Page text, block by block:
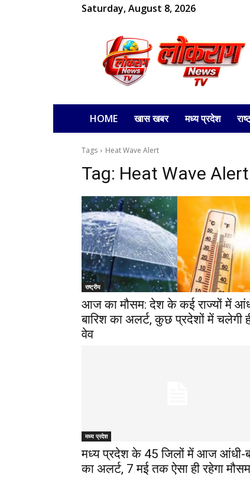
Saturday, August 8, 2026
लोकराग
HOME खास खबर मध्य प्रदेश
Tags Heat Wave Alert
Tag: Heat Wave Alert
राष्ट्रीय
आज का मौसम: देश के कई राज्यों में
बारिश का अलर्ट, कुछ प्रदेशों में चलेगी
वेव
मध्य प्रदेश
मध्‍य प्रदेश के 45 जिलों में आज आंधी-
का अलर्ट, 7 मई तक ऐसा ही रहेगा मौसम